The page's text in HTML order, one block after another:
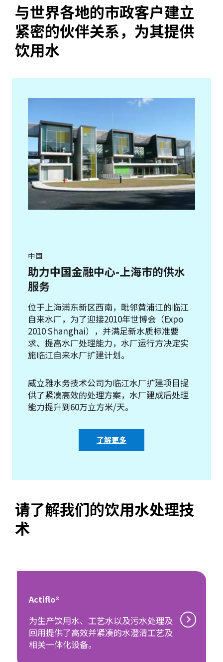
与世界各地的市政客户建立
紧密的伙伴关系，为其提供
饮用水
中国
助力中国金融中心-上海市的供水
服务
位于上海浦东新区西南，毗邻黄浦江的临江
自来水厂，为了迎接2010年世博会（Expo
2010 Shanghai），并满足新水质标准要
求、提高水厂处理能力，水厂运行方决定实
施临江自来水厂扩建计划。
威立雅水务技术公司为临江水厂扩建项目提
供了紧凑高效的处理方案，水厂建成后处理
能力提升到60万立方米/天。
了解更多
请了解我们的饮用水处理技
术
Actiflo®
为生产饮用水、工艺水以及污水处理及
回用提供了高效并紧凑的水澄清工艺及
相关一体化设备。